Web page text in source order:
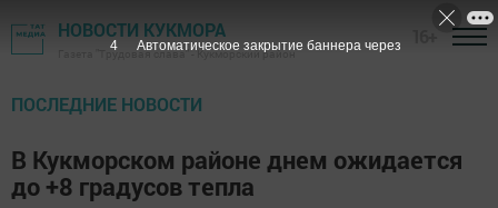
НОВОСТИ КУКМОРА
Газета "Трудовая слава" - Кукморский район
ПОСЛЕДНИЕ НОВОСТИ
В Кукморском районе днем ожидается
до +8 градусов тепла
2 Автоматическое закрытие баннера через